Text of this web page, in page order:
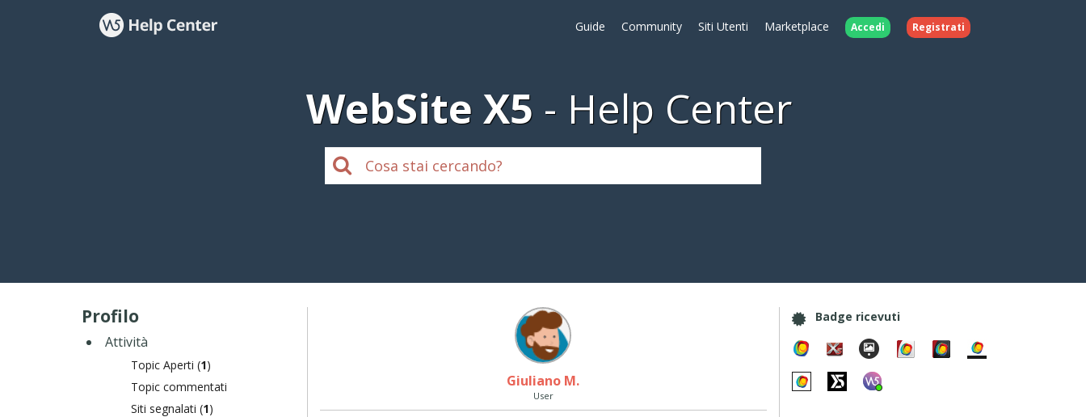
Guide Community Siti Utenti Marketplace Accedi Registrati
WebSite X5 Help Center
Profilo
Attività
Topic Aperti (1)
Topic commentati
Siti segnalati (1)
Giuliano M.
User
Badge ricevuti